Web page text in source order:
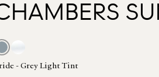
- Grey Light Tint